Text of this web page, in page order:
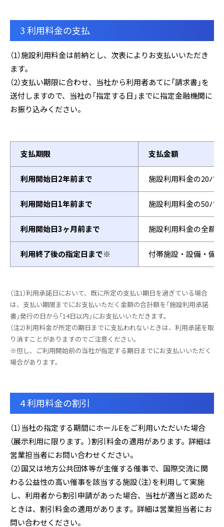
3 利用料金の支払
（1）施設利用料金は前納とし、次表によりお支払いいただき
ます。
（2）支払い期限に合わせ、当社から利用者あてに「請求書」を
送付しますので、当社の「指定する日」までに指定金融機関に
お振り込みください。
支払期限 支払金額
利用開始日2年前まで 施設利用料金の20パ
利用開始日1年前まで 施設利用料金の50パ
利用開始日3ヶ月前まで 施設利用料金の全額
利用終了後の指定日まで※ 付帯施設・設備・備
（注1）利用承諾日において、既に所定の支払い期日を過ぎている場合
は、支払い期限までにお支払いただく金額の合計額を「施設利用承諾
書」発行の日から「14日以内」にお支払いいただきます。
（注2）利用料金が所定の期日までに支払われないときは、利用承諾を取
り消すことがありますのでご注意ください。
※但し、ご利用開始前の当社が指定する期日までにお支払いいただく
場合があります。
4 利用料金の割引
（1）当社の指定する期間にホールEをご利用いただいた場合
（展示利用に限ります。）割引料金の適用があります。詳細は
営業担当者にお問い合わせください。
（2）国又は地方公共団体等が主催する催事で、国際交流に関
わる公益性の高い催事を該当する施設（注）を利用して実施
し、利用者から割引申請があった場合、当社が適当と認めた
ときは、割引料金の適用があります。詳細は営業担当者にお
問い合わせください。